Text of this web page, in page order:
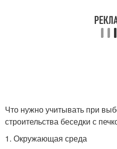
Что нужно учитывать при
строительства беседки с
1. Окружающая среда